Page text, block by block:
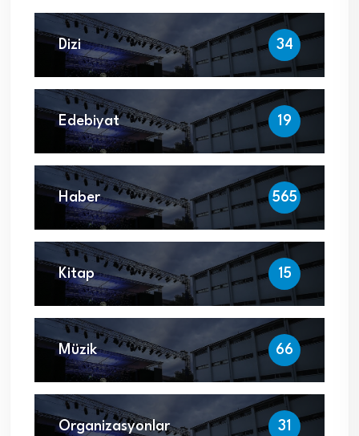
Dizi 34
Edebiyat 19
Haber 565
Kitap 15
Müzik 66
Organizasyonlar 31